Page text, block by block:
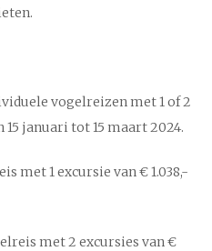
vogelreizen met 1 of 2
januari tot 15 maart 2024.
met 1 excursie van € 1.038,-
met 2 excursies van €